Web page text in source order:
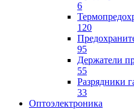
6
120
95
Держатели
55
Разрядники
33
Оптоэлектроника